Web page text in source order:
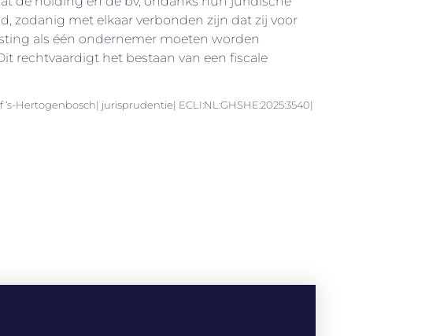
zodanig met elkaar verbonden zijn dat zij voor
als één ondernemer moeten worden
rechtvaardigt het bestaan van een fiscale
Hertogenbosch| jurisprudentie| ECLI:NL:GHSHE:2025:3540|